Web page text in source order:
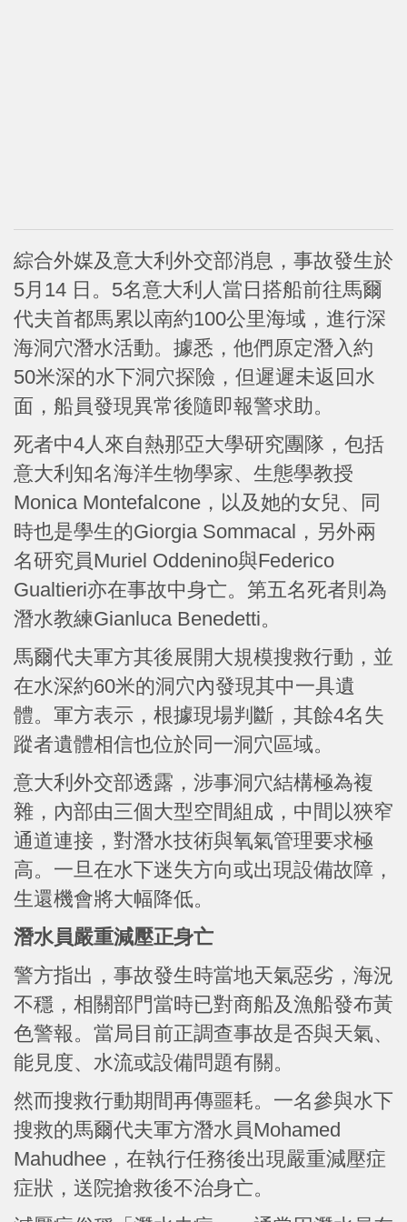
綜合外媒及意大利外交部消息，事故發生於
5月14 日。5名意大利人當日搭船前往馬爾
代夫首都馬累以南約100公里海域，進行深
海洞穴潛水活動。據悉，他們原定潛入約
50米深的水下洞穴探險，但遲遲未返回水
面，船員發現異常後隨即報警求助。
死者中4人來自熱那亞大學研究團隊，包括
意大利知名海洋生物學家、生態學教授
Monica Montefalcone，以及她的女兒、同
時也是學生的Giorgia Sommacal，另外兩
名研究員Muriel Oddenino與Federico
Gualtieri亦在事故中身亡。第五名死者則為
潛水教練Gianluca Benedetti。
馬爾代夫軍方其後展開大規模搜救行動，並
在水深約60米的洞穴內發現其中一具遺
體。軍方表示，根據現場判斷，其餘4名失
蹤者遺體相信也位於同一洞穴區域。
意大利外交部透露，涉事洞穴結構極為複
雜，內部由三個大型空間組成，中間以狹窄
通道連接，對潛水技術與氧氣管理要求極
高。一旦在水下迷失方向或出現設備故障，
生還機會將大幅降低。
潛水員嚴重減壓正身亡
警方指出，事故發生時當地天氣惡劣，海況
不穩，相關部門當時已對商船及漁船發布黃
色警報。當局目前正調查事故是否與天氣、
能見度、水流或設備問題有關。
然而搜救行動期間再傳噩耗。一名參與水下
搜救的馬爾代夫軍方潛水員Mohamed
Mahudhee，在執行任務後出現嚴重減壓症
症狀，送院搶救後不治身亡。